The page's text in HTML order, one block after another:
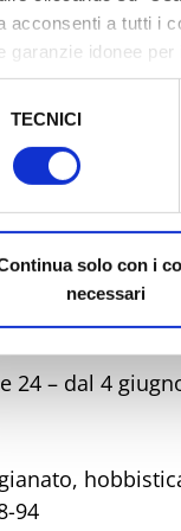
acconsenti a tutti i
garanzie idonee
a Tutela dei
TECNICI
solo con i
necessari
- dal 9 giugno
dal 3 giugno
24 – dal 4
94